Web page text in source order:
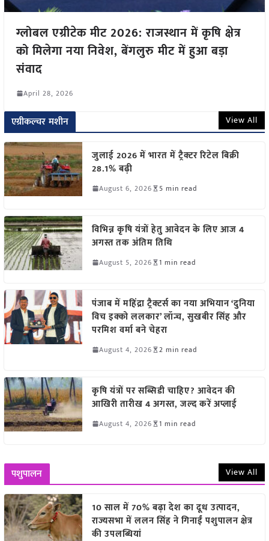
ग्लोबल एग्रीटेक मीट 2026: राजस्थान में कृषि क्षेत्र
को मिलेगा नया निवेश, बेंगलुरु मीट में हुआ बड़ा
संवाद
April 28, 2026
एग्रीकल्चर मशीन View All
जुलाई 2026 में भारत में ट्रैक्टर रिटेल बिक्री
28.1% बढ़ी
August 6, 2026 5 min read
विभिन्न कृषि यंत्रों हेतु आवेदन के लिए आज 4
अगस्त तक अंतिम तिथि
August 5, 2026 1 min read
पंजाब में महिंद्रा ट्रैक्टर्स का नया अभियान ‘दुनिया
विच इक्को ललकार’ लॉन्च, सुखबीर सिंह और
परमिश वर्मा बने चेहरा
August 4, 2026 2 min read
कृषि यंत्रों पर सब्सिडी चाहिए? आवेदन की
आखिरी तारीख 4 अगस्त, जल्द करें अप्लाई
August 4, 2026 1 min read
पशुपालन View All
10 साल में 70% बढ़ा देश का दूध उत्पादन,
राज्यसभा में ललन सिंह ने गिनाईं पशुपालन क्षेत्र
की उपलब्धियां